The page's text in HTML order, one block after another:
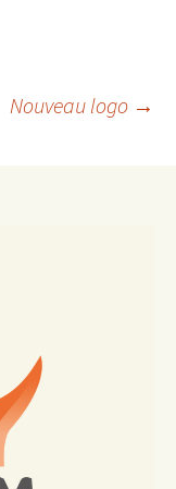
Nouveau logo →